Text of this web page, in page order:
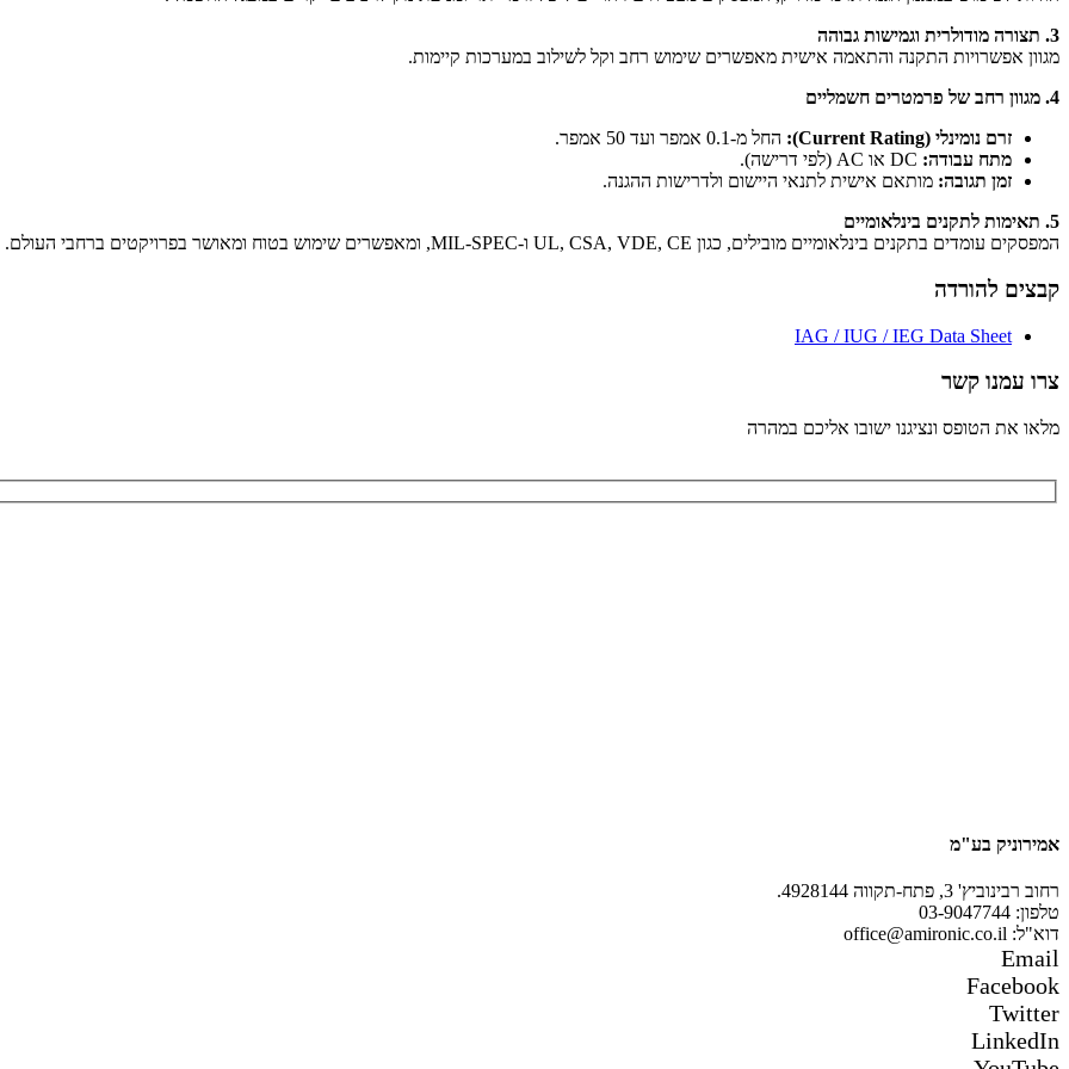
3. תצורה מודולרית וגמישות גבוהה
מגוון אפשרויות התקנה והתאמה אישית מאפשרים שימוש רחב וקל לשילוב במערכות קיימות.
4. מגוון רחב של פרמטרים חשמליים
זרם נומינלי (Current Rating):
החל מ-0.1 אמפר ועד 50 אמפר.
מתח עבודה:
זמן תגובה: מותאם אישית לתנאי היישום ולדרישות ההגנה.
5. תאימות לתקנים בינלאומיים
המפסקים עומדים בתקנים בינלאומיים מובילים, כגון UL, CSA, VDE, CE ו-MIL-SPEC, ומאפשרים שימוש בטוח ומאושר בפרויקטים ברחבי העולם.
קבצים להורדה
IAG / IUG / IEG Data Sheet
צרו עמנו קשר
מלאו את הטופס ונציגנו ישובו אליכם במהרה
אמירוניק בע"מ
רחוב רבינוביץ' 3, פתח-תקווה 4928144.
טלפון: 03-9047744
דוא"ל: office@amironic.co.il
Email
Facebook
Twitter
LinkedIn